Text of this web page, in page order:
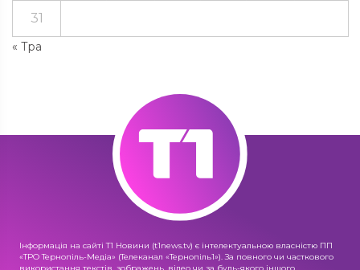
« Тра
31
Інформація на сайті Т1 Новини (t1news.tv) є інтелектуальною власністю ПП
«ТРО Тернопіль-Медіа» (Телеканал «Тернопіль1»). За повного чи часткового
використання текстів, зображень, відео чи за будь-якого іншого